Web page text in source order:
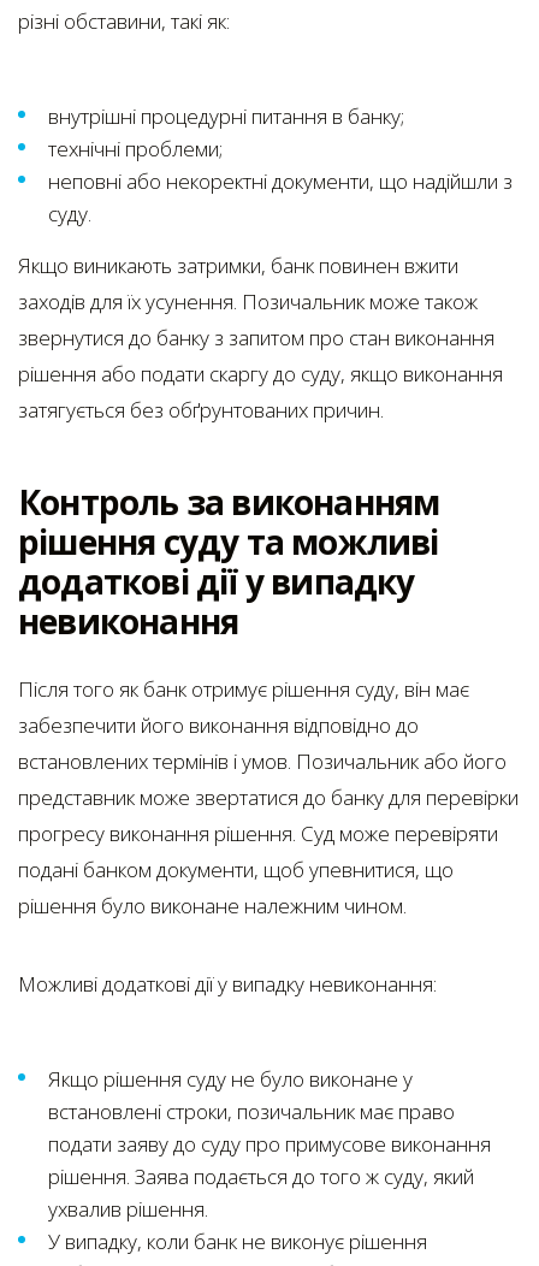
різні обставини, такі як:
внутрішні процедурні питання в банку;
технічні проблеми;
неповні або некоректні документи, що надійшли з
суду.
Якщо виникають затримки, банк повинен вжити
заходів для їх усунення. Позичальник може також
звернутися до банку з запитом про стан виконання
рішення або подати скаргу до суду, якщо виконання
затягується без обґрунтованих причин.
Контроль за виконанням
рішення суду та можливі
додаткові дії у випадку
невиконання
Після того як банк отримує рішення суду, він має
забезпечити його виконання відповідно до
встановлених термінів і умов. Позичальник або його
представник може звертатися до банку для перевірки
прогресу виконання рішення. Суд може перевіряти
подані банком документи, щоб упевнитися, що
рішення було виконане належним чином.
Можливі додаткові дії у випадку невиконання:
Якщо рішення суду не було виконане у
встановлені строки, позичальник має право
подати заяву до суду про примусове виконання
рішення. Заява подається до того ж суду, який
ухвалив рішення.
У випадку, коли банк не виконує рішення